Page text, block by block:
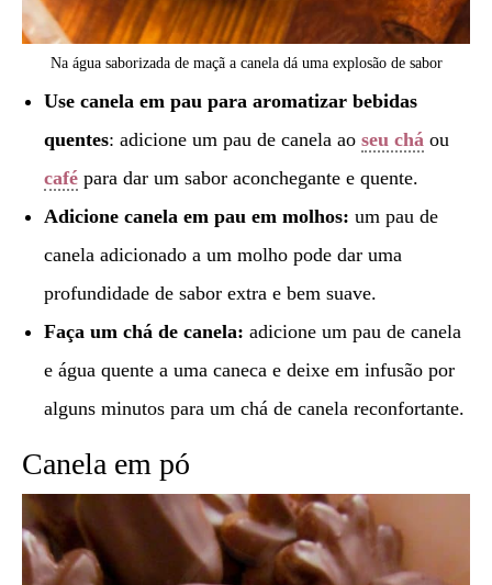
Na água saborizada de maçã a canela dá uma explosão de sabor
Use canela em pau para aromatizar bebidas
quentes: adicione um pau de canela ao seu chá ou
café para dar um sabor aconchegante e quente.
Adicione canela em pau em molhos: um pau de
canela adicionado a um molho pode dar uma
profundidade de sabor extra e bem suave.
Faça um chá de canela: adicione um pau de canela
e água quente a uma caneca e deixe em infusão por
alguns minutos para um chá de canela reconfortante.
Canela em pó